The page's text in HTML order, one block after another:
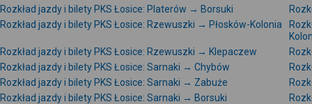
Rozkład jazdy i bilety PKS Łosice: Platerów → Borsuki
Rozkład jazdy i bilety PKS Łosice: Rzewuszki → Płosków-Kolonia
Rozkład jazdy i bilety PKS Łosice: Rzewuszki → Klepaczew
Rozkład jazdy i bilety PKS Łosice: Sarnaki → Chybów
Rozkład jazdy i bilety PKS Łosice: Sarnaki → Zabuże
Rozkład jazdy i bilety PKS Łosice: Sarnaki → Borsuki